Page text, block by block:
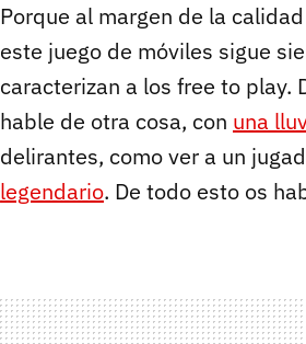
Porque al margen de la
este juego de móviles sigue
caracterizan a los free to play.
hable de otra cosa, con una
delirantes, como ver a un
legendario. De todo esto os